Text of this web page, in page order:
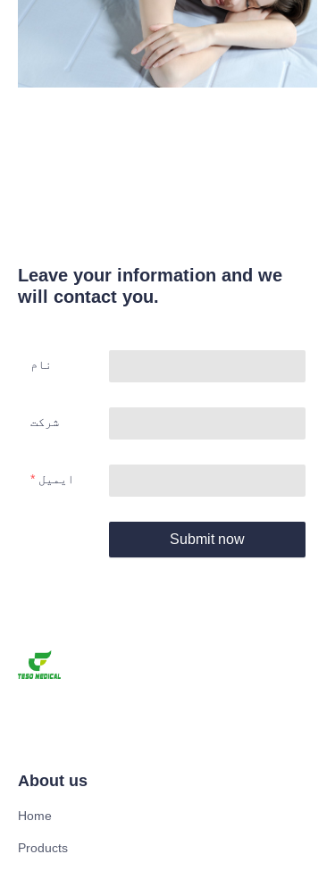
Leave your information and we
will contact you.
نام
شرکت
ایمیل
Submit now
About us
Home
Products